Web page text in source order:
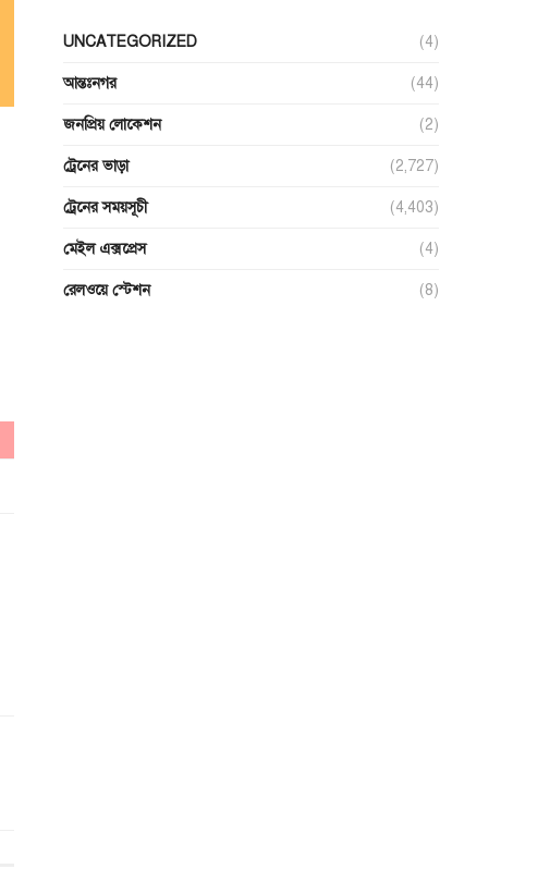
UNCATEGORIZED (4)
আন্তঃনগর (44)
জনপ্রিয় লোকেশন (2)
ট্রেনের ভাড়া (2,727)
ট্রেনের সময়সূচী (4,403)
মেইল এক্সপ্রেস (4)
রেলওয়ে স্টেশন (8)